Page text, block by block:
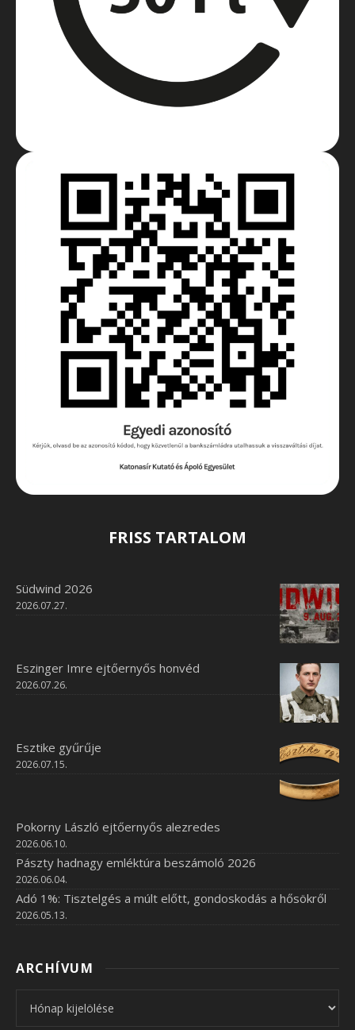
FRISS TARTALOM
Südwind 2026
2026.07.27.
Eszinger Imre ejtőernyős honvéd
2026.07.26.
Esztike gyűrűje
2026.07.15.
Pokorny László ejtőernyős alezredes
2026.06.10.
Pászty hadnagy emléktúra beszámoló 2026
2026.06.04.
Adó 1%: Tisztelgés a múlt előtt, gondoskodás a hősökről
2026.05.13.
ARCHÍVUM